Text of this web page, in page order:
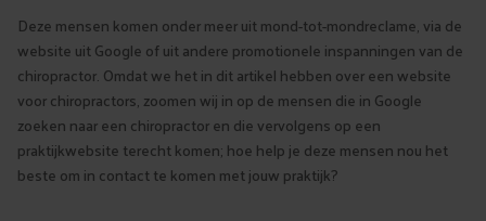
Deze mensen komen onder meer uit mond-tot-mondreclame, via de
website uit Google of uit andere promotionele inspanningen van de
chiropractor. Omdat we het in dit artikel hebben over een website
voor chiropractors, zoomen wij in op de mensen die in Google
zoeken naar een chiropractor en die vervolgens op een
praktijkwebsite terecht komen; hoe help je deze mensen nou het
beste om in contact te komen met jouw praktijk?